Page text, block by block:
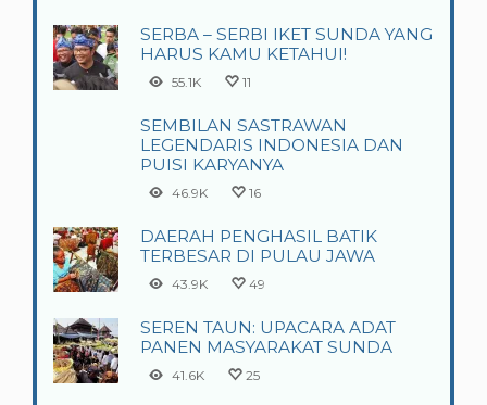
SERBA – SERBI IKET SUNDA YANG
HARUS KAMU KETAHUI!
55.1K 11
SEMBILAN SASTRAWAN
LEGENDARIS INDONESIA DAN
PUISI KARYANYA
46.9K 16
DAERAH PENGHASIL BATIK
TERBESAR DI PULAU JAWA
43.9K 49
SEREN TAUN: UPACARA ADAT
PANEN MASYARAKAT SUNDA
41.6K 25